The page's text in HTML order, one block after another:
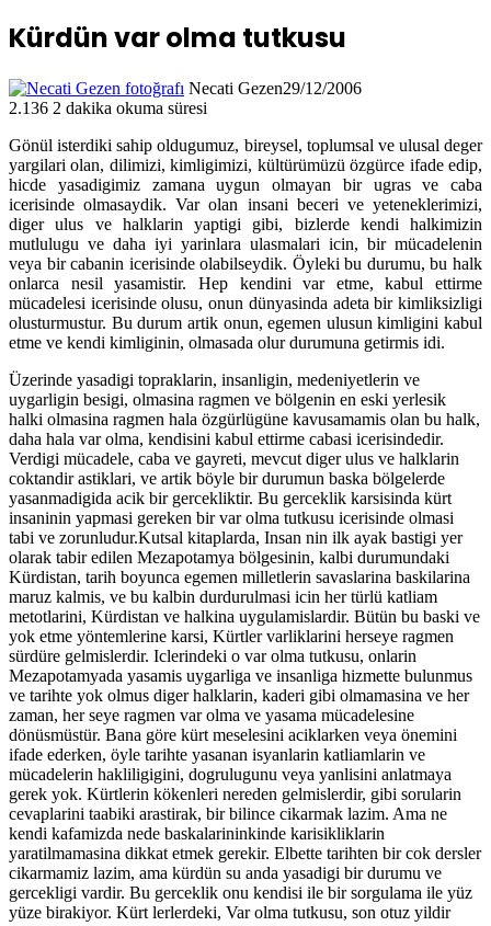
Kürdün var olma tutkusu
Necati Gezen29/12/2006
2.136 2 dakika okuma süresi
Gönül isterdiki sahip oldugumuz, bireysel, toplumsal ve ulusal deger
yargilari olan, dilimizi, kimligimizi, kültürümüzü özgürce ifade edip,
hicde yasadigimiz zamana uygun olmayan bir ugras ve caba
icerisinde olmasaydik. Var olan insani beceri ve yeteneklerimizi,
diger ulus ve halklarin yaptigi gibi, bizlerde kendi halkimizin
mutlulugu ve daha iyi yarinlara ulasmalari icin, bir mücadelenin
veya bir cabanin icerisinde olabilseydik. Öyleki bu durumu, bu halk
onlarca nesil yasamistir. Hep kendini var etme, kabul ettirme
mücadelesi icerisinde olusu, onun dünyasinda adeta bir kimliksizligi
olusturmustur. Bu durum artik onun, egemen ulusun kimligini kabul
etme ve kendi kimliginin, olmasada olur durumuna getirmis idi.
Üzerinde yasadigi topraklarin, insanligin, medeniyetlerin ve
uygarligin besigi, olmasina ragmen ve bölgenin en eski yerlesik
halki olmasina ragmen hala özgürlügüne kavusamamis olan bu halk,
daha hala var olma, kendisini kabul ettirme cabasi icerisindedir.
Verdigi mücadele, caba ve gayreti, mevcut diger ulus ve halklarin
coktandir astiklari, ve artik böyle bir durumun baska bölgelerde
yasanmadigida acik bir gercekliktir. Bu gerceklik karsisinda kürt
insaninin yapmasi gereken bir var olma tutkusu icerisinde olmasi
tabi ve zorunludur.Kutsal kitaplarda, Insan nin ilk ayak bastigi yer
olarak tabir edilen Mezapotamya bölgesinin, kalbi durumundaki
Kürdistan, tarih boyunca egemen milletlerin savaslarina baskilarina
maruz kalmis, ve bu kalbin durdurulmasi icin her türlü katliam
metotlarini, Kürdistan ve halkina uygulamislardir. Bütün bu baski ve
yok etme yöntemlerine karsi, Kürtler varliklarini herseye ragmen
sürdüre gelmislerdir. Iclerindeki o var olma tutkusu, onlarin
Mezapotamyada yasamis uygarliga ve insanliga hizmette bulunmus
ve tarihte yok olmus diger halklarin, kaderi gibi olmamasina ve her
zaman, her seye ragmen var olma ve yasama mücadelesine
dönüsmüstür. Bana göre kürt meselesini aciklarken veya önemini
ifade ederken, öyle tarihte yasanan isyanlarin katliamlarin ve
mücadelerin hakliligigini, dogrulugunu veya yanlisini anlatmaya
gerek yok. Kürtlerin kökenleri nereden gelmislerdir, gibi sorularin
cevaplarini taabiki arastirak, bir bilince cikarmak lazim. Ama ne
kendi kafamizda nede baskalarininkinde karisikliklarin
yaratilmamasina dikkat etmek gerekir. Elbette tarihten bir cok dersler
cikarmamiz lazim, ama kürdün su anda yasadigi bir durumu ve
gercekligi vardir. Bu gerceklik onu kendisi ile bir sorgulama ile yüz
yüze birakiyor. Kürt lerlerdeki, Var olma tutkusu, son otuz yildir